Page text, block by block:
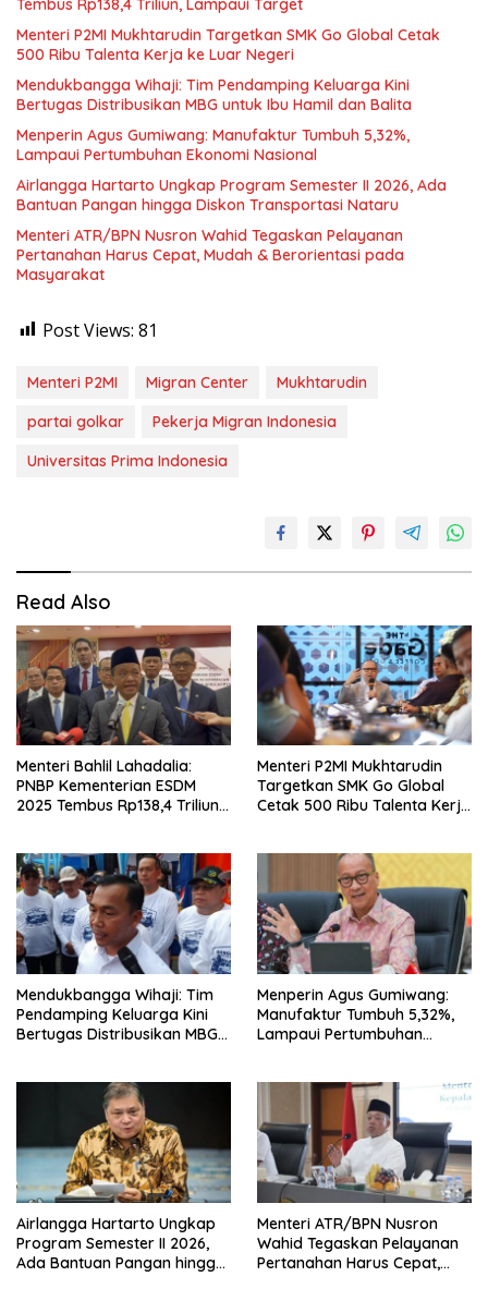
Tembus Rp138,4 Triliun, Lampaui Target
Menteri P2MI Mukhtarudin Targetkan SMK Go Global Cetak
500 Ribu Talenta Kerja ke Luar Negeri
Mendukbangga Wihaji: Tim Pendamping Keluarga Kini
Bertugas Distribusikan MBG untuk Ibu Hamil dan Balita
Menperin Agus Gumiwang: Manufaktur Tumbuh 5,32%,
Lampaui Pertumbuhan Ekonomi Nasional
Airlangga Hartarto Ungkap Program Semester II 2026, Ada
Bantuan Pangan hingga Diskon Transportasi Nataru
Menteri ATR/BPN Nusron Wahid Tegaskan Pelayanan
Pertanahan Harus Cepat, Mudah & Berorientasi pada
Masyarakat
Post Views: 81
Menteri P2MI Migran Center
Mukhtarudin
partai golkar
Pekerja Migran Indonesia
Universitas Prima Indonesia
Read Also
Menteri Bahlil Lahadalia:
PNBP Kementerian ESDM
2025 Tembus Rp138,4 Triliun,
Menteri P2MI Mukhtarudin
Targetkan SMK Go Global
Cetak 500 Ribu Talenta Kerja
Mendukbangga Wihaji: Tim
Pendamping Keluarga Kini
Bertugas Distribusikan MBG
Menperin Agus Gumiwang:
Manufaktur Tumbuh 5,32%,
Lampaui Pertumbuhan
Airlangga Hartarto Ungkap
Program Semester II 2026,
Ada Bantuan Pangan hingga
Menteri ATR/BPN Nusron
Wahid Tegaskan Pelayanan
Pertanahan Harus Cepat,